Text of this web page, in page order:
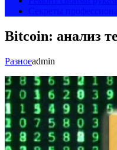
Bitcoin: анализ
Разноеadmin